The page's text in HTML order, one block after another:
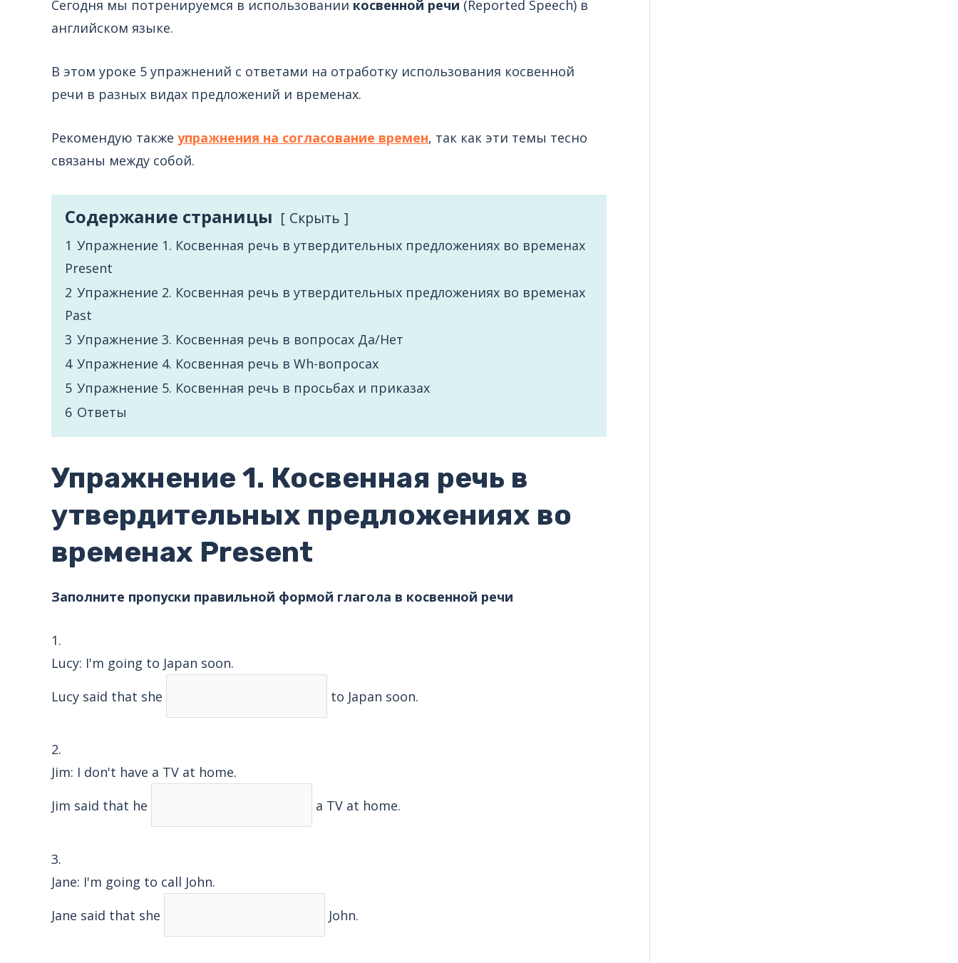
Сегодня мы потренируемся в использовании косвенной речи (Reported Speech) в
английском языке.
В этом уроке 5 упражнений с ответами на отработку использования косвенной
речи в разных видах предложений и временах.
Рекомендую также упражнения на согласование времен, так как эти темы тесно
связаны между собой.
Содержание страницы Cкрыть
1 Упражнение 1. Косвенная речь в утвердительных предложениях во временах
Present
2 Упражнение 2. Косвенная речь в утвердительных предложениях во временах
Past
3 Упражнение 3. Косвенная речь в вопросах Да/Нет
4 Упражнение 4. Косвенная речь в Wh-вопросах
5 Упражнение 5. Косвенная речь в просьбах и приказах
6 Ответы
Упражнение 1. Косвенная речь в
утвердительных предложениях во
временах Present
Заполните пропуски правильной формой глагола в косвенной речи
1.
Lucy: I'm going to Japan soon.
Lucy said that she
to Japan soon.
2.
Jim: I don't have a TV at home.
Jim said that he
a TV at home.
3.
Jane: I'm going to call John.
Jane said that she
John.